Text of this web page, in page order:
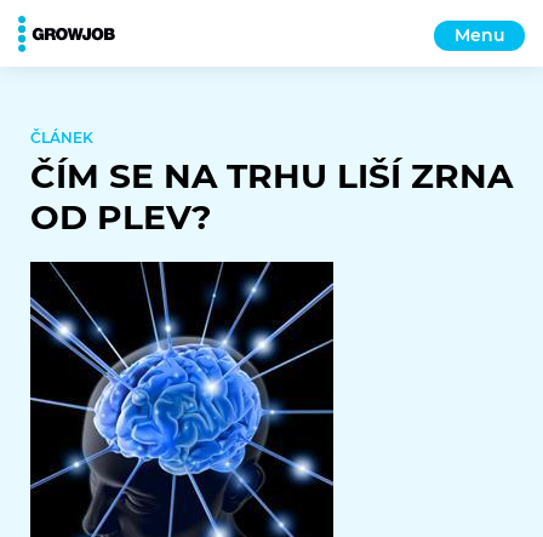
Menu
ČLÁNEK
ČÍM SE NA TRHU LIŠÍ ZRNA
OD PLEV?